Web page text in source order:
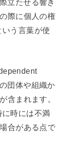
立たせる響き
際に個人の権
う言葉が使
団体や組織か
含まれます。
に時には不満
合がある点で